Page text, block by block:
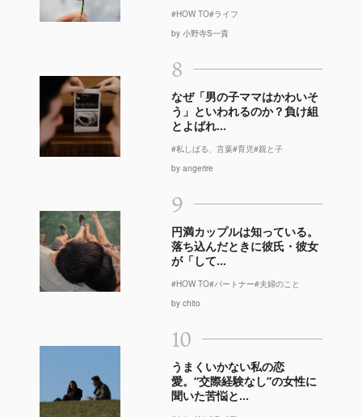
#HOW TO#ライフ
by 小野寺S一貴
8
なぜ「男の子ママはかわいそ
う」といわれるのか？負け組
とよばれ...
#私しばる、言葉#育児#親と子
by angerire
9
円満カップルは知っている。
落ち込んだときに彼氏・彼女
が「して...
#HOW TO#パートナー#夫婦のこと
by chito
10
うまくいかない私の恋
愛。“交際経験なし”の女性に
聞いた苦悩と...